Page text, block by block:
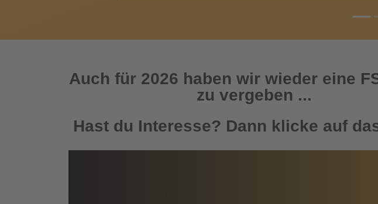
Auch für 2026 haben wir wieder eine
zu vergeben ...
Hast du Interesse? Dann klicke auf